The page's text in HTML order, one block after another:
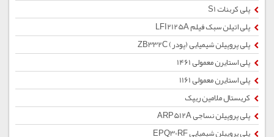
پلی کربنات S1
پلی اتیلن سبک فیلم LFI2125A
پلی پروپیلن شیمیایی (پودر) ZB332C
پلی استایرن معمولی 1461
پلی استایرن معمولی 1161
کریستال ملامین ریپک
پلی پروپیلن نساجی ARP512A
پلی پروپیلن شیمیایی EPQ30RF